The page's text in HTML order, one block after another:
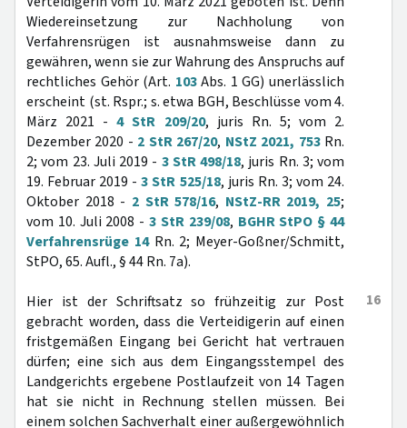
Wiedereinsetzung zur Nachholung von
Verfahrensrügen ist ausnahmsweise dann zu
gewähren, wenn sie zur Wahrung des Anspruchs auf
rechtliches Gehör (Art. 103Abs. 1 GG) unerlässlich
erscheint (st. Rspr.; s. etwa BGH, Beschlüsse vom 4.
März 2021 -4 StR 209/20, juris Rn. 5; vom 2.
Dezember 2020 - 2 StR 267/20, NStZ 2021, 753Rn.
2; vom 23. Juli 2019 - 3 StR 498/18, juris Rn. 3; vom
19. Februar 2019 -3 StR 525/18, juris Rn. 3; vom 24.
Oktober 2018 - 2 StR 578/16, NStZ-RR 2019, 25;
vom 10. Juli 2008 -3 StR 239/08, BGHR StPO § 44
Verfahrensrüge 14Rn. 2; Meyer-Goßner/Schmitt,
StPO, 65. Aufl., § 44 Rn. 7a).
16
Hier ist der Schriftsatz so frühzeitig zur Post
gebracht worden, dass die Verteidigerin auf einen
fristgemäßen Eingang bei Gericht hat vertrauen
dürfen; eine sich aus dem Eingangsstempel des
Landgerichts ergebene Postlaufzeit von 14 Tagen
hat sie nicht in Rechnung stellen müssen. Bei
einem solchen Sachverhalt einer außergewöhnlich